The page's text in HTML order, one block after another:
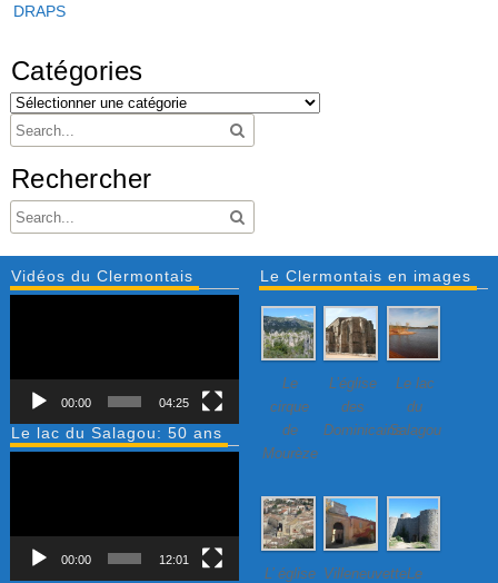
DRAPS
Catégories
Rechercher
Vidéos du Clermontais
00:00 04:25
Le lac du Salagou: 50 ans
00:00 12:01
Le Clermontais en images
Le
cirque
de
Mourèze
L’église
des
Dominicains
Le lac
du
Salagou
L’ église Villeneuvette…
Le